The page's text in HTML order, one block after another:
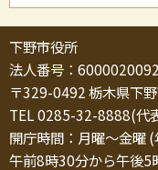
下野市役所
法人番号：
〒329-0492 栃木県下
TEL 0285-32-8888(
開庁時間：月曜～金曜
午前8時30分から午後5